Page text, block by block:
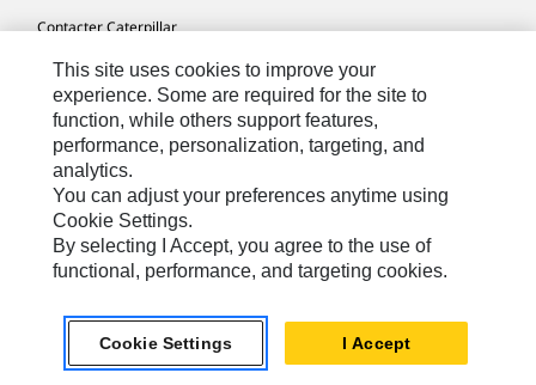
Contacter Caterpillar
Mes Préférences Marketing
Plan Du Site
Cookie Settings
Légales
Confidentialité
Europe - Français© 2026 Caterpillar. Tous droits réservés.
This site uses cookies to improve your
experience. Some are required for the site to
function, while others support features,
performance, personalization, targeting, and
analytics.
You can adjust your preferences anytime using
Cookie Settings.
By selecting I Accept, you agree to the use of
functional, performance, and targeting cookies.
Cookie Settings I Accept